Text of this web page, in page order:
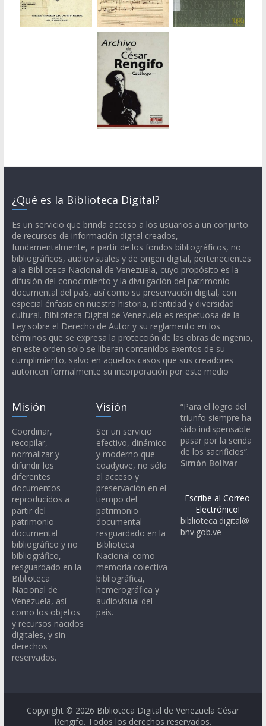
¿Qué es la Biblioteca Digital?
Es un servicio que brinda acceso a los usuarios a un conjunto
de recursos de información digital creados,
fundamentalmente, a partir de los fondos bibliográficos, no
bibliográficos, audiovisuales y de origen digital, pertenecientes
a la Biblioteca Nacional de Venezuela, cuyo propósito es la
difusión del conocimiento y la divulgación del patrimonio
documental del país, así como su preservación digital, con
especial énfasis en nuestra historia, identidad y diversidad
cultural. Biblioteca Digital de Venezuela es respetuosa de la
Ley sobre el Derecho de Autor y su reglamento en los
términos que se expresa la protección de las obras de ingenio,
en este orden solo se liberan contenidos exentos de su
cumplimiento, salvo en aquellos casos que sus creadores
autoricen formalmente su incorporación por este medio
Misión
Coordinar,
recopilar,
normalizar y
difundir los
diferentes
documentos
reproducidos a
partir del
patrimonio
documental
bibliográfico y no
bibliográfico,
resguardado en la
Biblioteca
Nacional de
Venezuela, así
como los objetos
y recursos nacidos
digitales, y sin
derechos
reservados.
Visión
Ser un servicio
efectivo, dinámico
y moderno que
coadyuve, no sólo
al acceso y
preservación en el
tiempo del
patrimonio
documental
resguardado en la
Biblioteca
Nacional como
memoria colectiva
bibliográfica,
hemerográfica y
audiovisual del
país.
“Para el logro del
triunfo siempre ha
sido indispensable
pasar por la senda
de los sacrificios”.
Simón Bolívar
Escribe al Correo
Electrónico!
biblioteca.digital@
bnv.gob.ve
Copyright © 2026 Biblioteca Digital de Venezuela César
Rengifo. Todos los derechos reservados.